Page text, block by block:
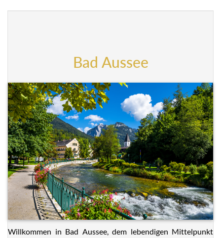
Bad Aussee
Willkommen in Bad Aussee, dem lebendigen Mittelpunkt